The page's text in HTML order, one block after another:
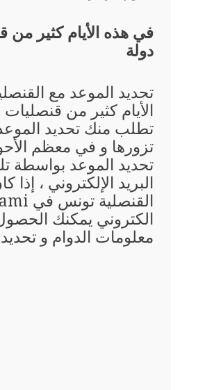
في هذه الأيام كثير من
دولة
تحديد الموعد مع
الأيام كثير من
تطلب منك تحديد
تزورها و في معظم
تحديد الموعد بواسطة
البريد الإلكتروني ، إذا
الكتروني يمكنك
معلومات الدوام و